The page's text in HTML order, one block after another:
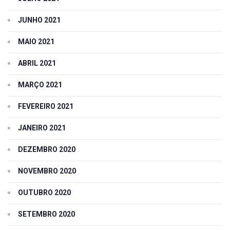
JUNHO 2021
MAIO 2021
ABRIL 2021
MARÇO 2021
FEVEREIRO 2021
JANEIRO 2021
DEZEMBRO 2020
NOVEMBRO 2020
OUTUBRO 2020
SETEMBRO 2020